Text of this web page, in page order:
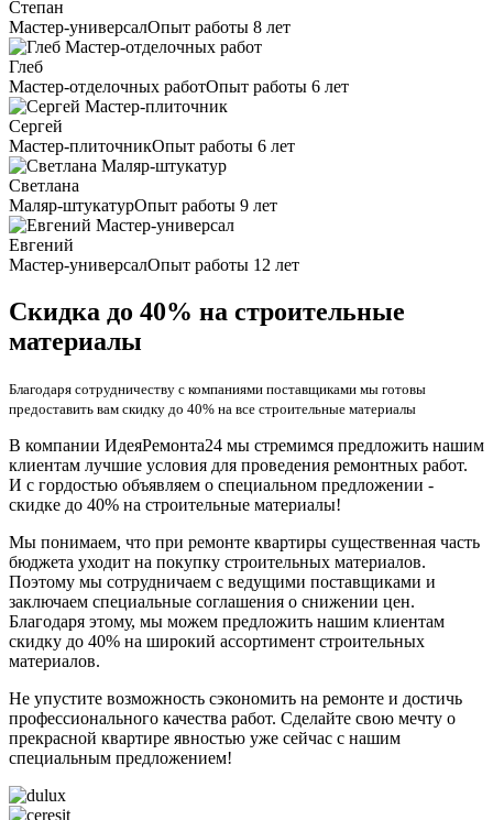
Степан
Мастер-универсалОпыт работы 8 лет
Глеб
Мастер-отделочных работОпыт работы 6 лет
Сергей
Мастер-плиточникОпыт работы 6 лет
Светлана
Маляр-штукатурОпыт работы 9 лет
Евгений
Мастер-универсалОпыт работы 12 лет
Скидка до 40% на строительные
материалы
Благодаря сотрудничеству с компаниями поставщиками мы готовы
предоставить вам скидку до 40% на все строительные материалы
В компании ИдеяРемонта24 мы стремимся предложить нашим
клиентам лучшие условия для проведения ремонтных работ.
И с гордостью объявляем о специальном предложении -
скидке до 40% на строительные материалы!
Мы понимаем, что при ремонте квартиры существенная часть
бюджета уходит на покупку строительных материалов.
Поэтому мы сотрудничаем с ведущими поставщиками и
заключаем специальные соглашения о снижении цен.
Благодаря этому, мы можем предложить нашим клиентам
скидку до 40% на широкий ассортимент строительных
материалов.
Не упустите возможность сэкономить на ремонте и достичь
профессионального качества работ. Сделайте свою мечту о
прекрасной квартире явностью уже сейчас с нашим
специальным предложением!